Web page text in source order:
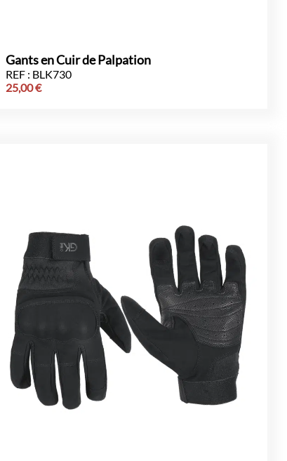
Gants en Cuir de Palpation
REF : BLK730
25,00€